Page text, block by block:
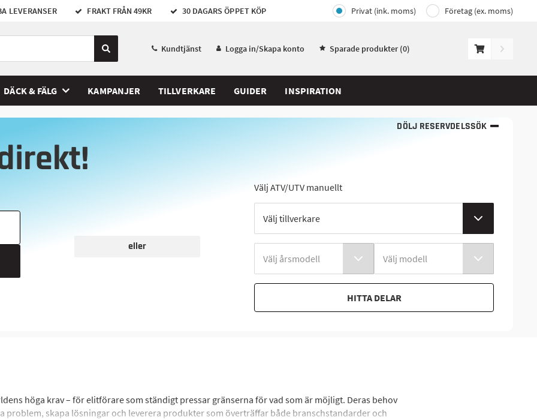
LEVERANSER FRAKT FRÅN 49KR 30 DAGARS ÖPPET KÖP Privat (ink. moms) Företag (ex. moms)
Kundtjänst Logga in/Skapa konto Sparade produkter (0)
DÄCK & FÄLG KAMPANJER TILLVERKARE GUIDER INSPIRATION
DÖLJ RESERVDELSSÖK
eller
Välj ATV/UTV manuellt
HITTA DELAR
höga krav – för elitförare som ständigt pressar gränserna för vad som är möjligt. Deras behov
problem, skapa lösningar och leverera produkter som överträffar både branschstandarder och